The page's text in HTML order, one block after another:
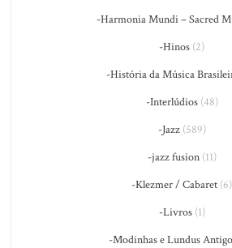
-Harmonia Mundi – Sacred
-Hinos (2)
-História da Música
-Interlúdios(48)
-Jazz(589)
-jazz fusion(11)
-Klezmer / Cabaret (6)
-Livros(1)
-Modinhas e Lundus